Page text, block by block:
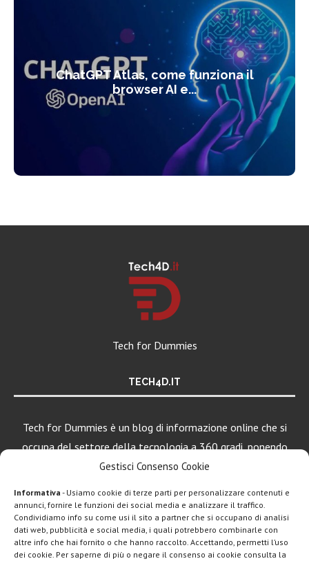
Gestisci Consenso Cookie
Informativa - Usiamo cookie di terze parti per personalizzare contenuti e
annunci, fornire le funzioni dei social media e analizzare il traffico.
Condividiamo info su come usi il sito a partner che si occupano di analisi
dati web, pubblicità e social media, i quali potrebbero combinarle con
altre info che hai fornito o che hanno raccolto. Accettando, permetti l’uso
dei cookie. Per saperne di più o negare il consenso ai cookie consulta la
ChatGPT Atlas, come funziona il
browser AI e...
Tech for Dummies
TECH4D.IT
Tech for Dummies è un blog di informazione online che si
occupa del settore della tecnologia a 360 gradi, ponendo
una particolare attenzione al mondo Android, Apple e
LEGGI ANCHE